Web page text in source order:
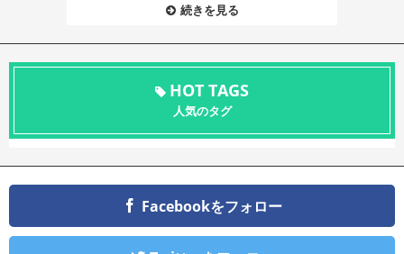
続きを見る
HOT TAGS
人気のタグ
Facebookをフォロー